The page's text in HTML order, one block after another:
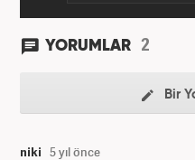
YORUMLAR 2
Bir
niki 5 yıl önce